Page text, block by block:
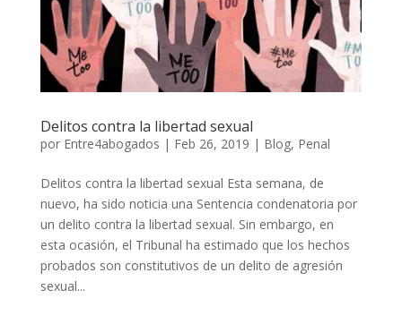
Delitos contra la libertad sexual
por Entre4abogados | Feb 26, 2019 | Blog, Penal
Delitos contra la libertad sexual Esta semana, de
nuevo, ha sido noticia una Sentencia condenatoria por
un delito contra la libertad sexual. Sin embargo, en
esta ocasión, el Tribunal ha estimado que los hechos
probados son constitutivos de un delito de agresión
sexual...